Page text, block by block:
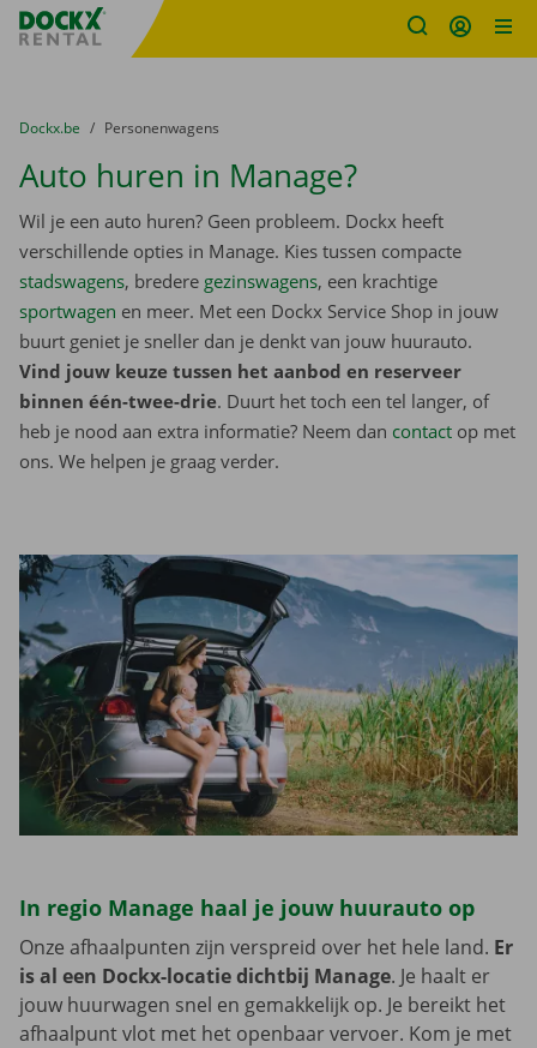
Fratello DEMO
U bevindt zich hier:
van
Dockx.be naar
Personenwagens
Auto huren in Manage?
Wil je een auto huren? Geen probleem. Dockx heeft
verschillende opties in Manage. Kies tussen compacte
stadswagens, bredere gezinswagens, een krachtige
sportwagen en meer. Met een Dockx Service Shop in jouw
buurt geniet je sneller dan je denkt van jouw huurauto.
Vind jouw keuze tussen het aanbod en reserveer
binnen één-twee-drie. Duurt het toch een tel langer, of
heb je nood aan extra informatie? Neem dan contact op met
ons. We helpen je graag verder.
In regio Manage haal je jouw huurauto op
Onze afhaalpunten zijn verspreid over het hele land. Er
is al een Dockx-locatie dichtbij Manage. Je haalt er
jouw huurwagen snel en gemakkelijk op. Je bereikt het
afhaalpunt vlot met het openbaar vervoer. Kom je met